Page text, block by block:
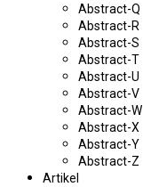
Abstract-Q
Abstract-R
Abstract-S
Abstract-T
Abstract-U
Abstract-V
Abstract-W
Abstract-X
Abstract-Y
Abstract-Z
Artikel